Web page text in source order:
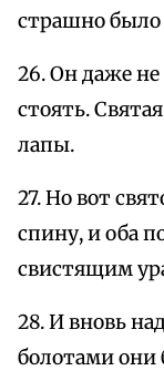
страшно
26. Он даже
стоять.
лапы.
27. Но вот
спину, и оба
свистящим
28. И вновь
болотами они